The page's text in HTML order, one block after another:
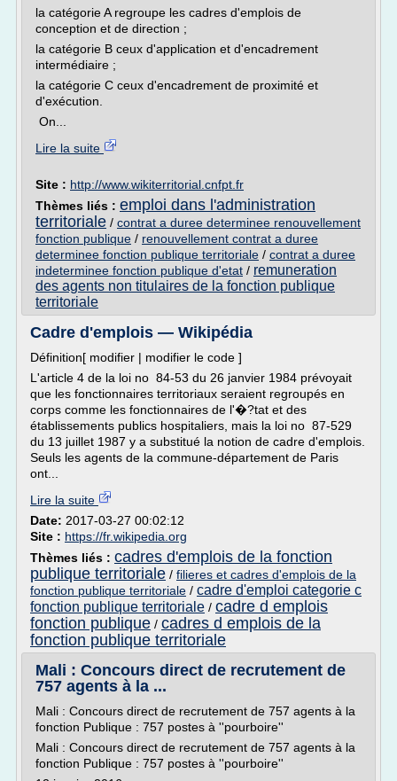
la catégorie A regroupe les cadres d'emplois de
conception et de direction ;
la catégorie B ceux d'application et d'encadrement
intermédiaire ;
la catégorie C ceux d'encadrement de proximité et
d'exécution.
On...
Lire la suite
Site : http://www.wikiterritorial.cnfpt.fr
Thèmes liés : emploi dans l'administration
territoriale / contrat a duree determinee renouvellement
fonction publique / renouvellement contrat a duree
determinee fonction publique territoriale / contrat a duree
indeterminee fonction publique d'etat / remuneration
des agents non titulaires de la fonction publique
territoriale
Cadre d'emplois — Wikipédia
Définition[ modifier | modifier le code ]
L'article 4 de la loi no 84-53 du 26 janvier 1984 prévoyait
que les fonctionnaires territoriaux seraient regroupés en
corps comme les fonctionnaires de l'�?tat et des
établissements publics hospitaliers, mais la loi no 87-529
du 13 juillet 1987 y a substitué la notion de cadre d'emplois.
Seuls les agents de la commune-département de Paris
ont...
Lire la suite
Date: 2017-03-27 00:02:12
Site : https://fr.wikipedia.org
Thèmes liés : cadres d'emplois de la fonction
publique territoriale / filieres et cadres d'emplois de la
fonction publique territoriale / cadre d'emploi categorie c
fonction publique territoriale / cadre d emplois
fonction publique / cadres d emplois de la
fonction publique territoriale
Mali : Concours direct de recrutement de
757 agents à la ...
Mali : Concours direct de recrutement de 757 agents à la
fonction Publique : 757 postes à ''pourboire''
Mali : Concours direct de recrutement de 757 agents à la
fonction Publique : 757 postes à ''pourboire''